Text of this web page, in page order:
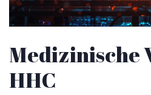
Medizinische
HHC